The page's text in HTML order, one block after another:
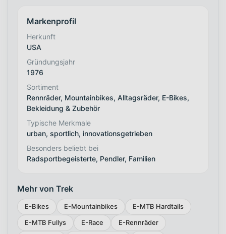
Markenprofil
Herkunft
USA
Gründungsjahr
1976
Sortiment
Rennräder, Mountainbikes, Alltagsräder, E-Bikes,
Bekleidung & Zubehör
Typische Merkmale
urban, sportlich, innovationsgetrieben
Besonders beliebt bei
Radsportbegeisterte, Pendler, Familien
Mehr von Trek
E-Bikes E-Mountainbikes
E-MTB Hardtails
E-MTB Fullys
E-Race
E-Rennräder